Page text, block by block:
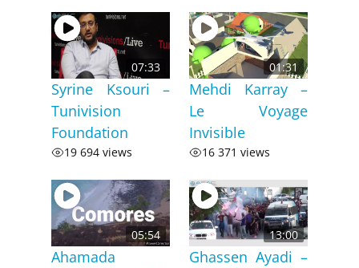
07:33
Syrine Ksouri –
Tunivision
Foundation
19 694 views
01:31
Mehdi Karray –
Le Voyage
Invisible
16 371 views
05:54
Ahamada
13:00
Ghassen Ayadi –